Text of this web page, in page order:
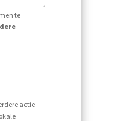
te
actie